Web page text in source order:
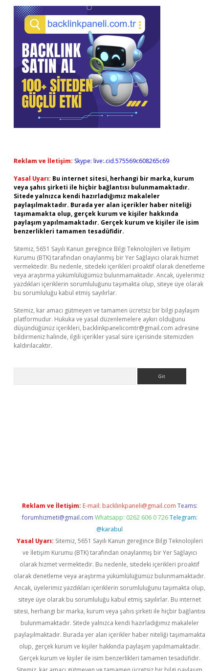
Reklam ve İletişim: Skype: live:.cid.575569c608265c69
Yasal Uyarı: Bu internet sitesi, herhangi bir marka, kurum
veya şahıs şirketi ile hiçbir bağlantısı bulunmamaktadır.
Sitede yalnızca kendi hazırladığımız makaleler
paylaşılmaktadır. Burada yer alan içerikler haber niteliği
taşımamakta olup, gerçek kurum ve kişiler hakkında
paylaşım yapılmamaktadır. Gerçek kurum ve kişiler ile isim
benzerlikleri tamamen tesadüfidir.
Sitemiz, 5651 Sayılı Kanun gereğince Bilgi Teknolojileri ve İletişim
Kurumu (BTK) tarafından onaylanmış bir Yer Sağlayıcı olarak hizmet
vermektedir. Bu nedenle, sitedeki içerikleri proaktif olarak denetleme
veya araştırma yükümlülüğümüz bulunmamaktadır. Ancak, üyelerimiz
yazdıkları içeriklerin sorumluluğunu taşımakta olup, siteye üye olarak
bu sorumluluğu kabul etmiş sayılırlar.
Sitemiz, kar amacı gütmeyen ve tamamen ücretsiz bir bilgi paylaşım
platformudur. Hukuka ve yasal düzenlemelere aykırı olduğunu
düşündüğünüz içerikleri, backlinkpanelicomtr@gmail.com adresine
bildirmeniz halinde, ilgili içerikler yasal süre içerisinde sitemizden
kaldırılacaktır.
Reklam ve İletişim: E-mail: backlinkpaneli@gmail.com Teams:
forumhizmeti@gmail.com Whatsapp: 0262 606 0 726 Telegram:
@karabul
Yasal Uyarı: Sitemiz, 5651 Sayılı Kanun gereğince Bilgi Teknolojileri
ve İletişim Kurumu (BTK) tarafından onaylanmış bir Yer Sağlayıcı
olarak hizmet vermektedir. Bu nedenle, sitedeki içerikleri proaktif
olarak denetleme veya araştırma yükümlülüğümüz bulunmamaktadır.
Ancak, üyelerimiz yazdıkları içeriklerin sorumluluğunu taşımakta olup,
siteye üye olarak bu sorumluluğu kabul etmiş sayılırlar. Bu internet
sitesi, herhangi bir marka, kurum veya şahıs şirketi ile hiçbir bağlantısı
bulunmamaktadır. Sitede yalnızca kendi hazırladığımız makaleler
paylaşılmaktadır. Burada yer alan içerikler haber niteliği taşımamakta
olup, gerçek kurum ve kişiler hakkında paylaşım yapılmamaktadır.
Gerçek kurum ve kişiler ile isim benzerlikleri tamamen tesadüfidir.